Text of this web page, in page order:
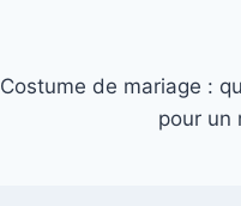
Costume de mariage :
pour un